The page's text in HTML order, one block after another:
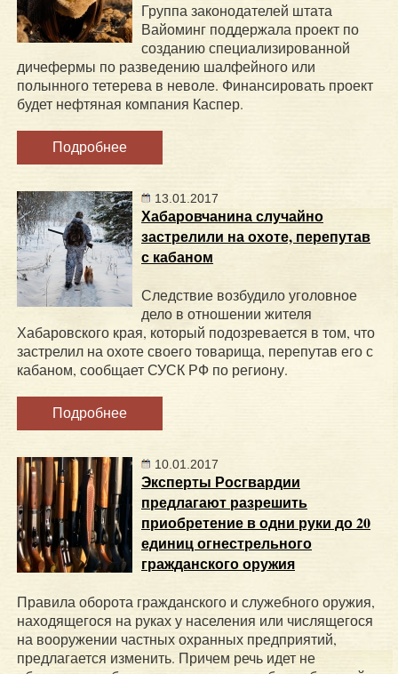
Группа законодателей штата
Вайоминг поддержала проект по
созданию специализированной
дичефермы по разведению шалфейного или
полынного тетерева в неволе. Финансировать проект
будет нефтяная компания Каспер.
Подробнее
13.01.2017
Хабаровчанина случайно
застрелили на охоте, перепутав
с кабаном
Следствие возбудило уголовное
дело в отношении жителя
Хабаровского края, который подозревается в том, что
застрелил на охоте своего товарища, перепутав его с
кабаном, сообщает СУСК РФ по региону.
Подробнее
10.01.2017
Эксперты Росгвардии
предлагают разрешить
приобретение в одни руки до 20
единиц огнестрельного
гражданского оружия
Правила оборота гражданского и служебного оружия,
находящегося на руках у населения или числящегося
на вооружении частных охранных предприятий,
предлагается изменить. Причем речь идет не